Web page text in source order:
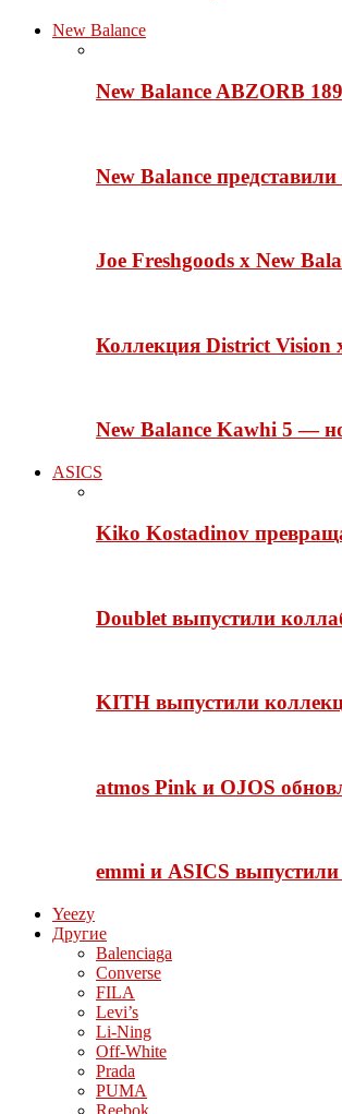
New Balance
New Balance ABZORB
New Balance
Joe Freshgoods x New
Коллекция District Vision
New Balance Kawhi 5 —
ASICS
Kiko Kostadinov
Doublet выпустили
KITH выпустили
atmos Pink и OJOS
emmi и ASICS
Yeezy
Другие
Balenciaga
Converse
FILA
Levi’s
Li-Ning
Off-White
Prada
PUMA
Reebok